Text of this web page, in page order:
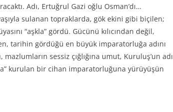
Adı, Ertuğrul Gazi oğlu Osman’dı…
sulanan topraklarda, gök ekini gibi biçilen;
“aşkla” gördü. Gücünü kılıcından değil,
tarihin gördüğü en büyük imparatorluğa adını
sessiz çığlığına umut, Kuruluş’un adı
kurulan bir cihan imparatorluğuna yürüyüşün